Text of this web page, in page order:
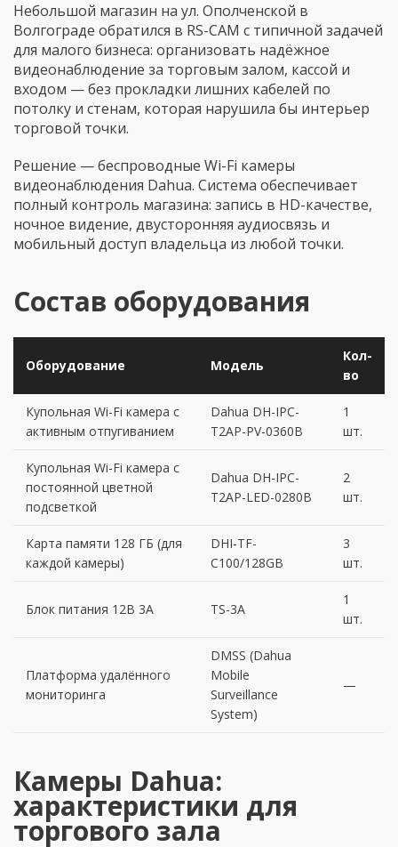
Небольшой магазин на ул. Ополченской в
Волгограде обратился в RS-CAM с типичной задачей
для малого бизнеса: организовать надёжное
видеонаблюдение за торговым залом, кассой и
входом — без прокладки лишних кабелей по
потолку и стенам, которая нарушила бы интерьер
торговой точки.
Решение — беспроводные Wi-Fi камеры
видеонаблюдения Dahua. Система обеспечивает
полный контроль магазина: запись в HD-качестве,
ночное видение, двусторонняя аудиосвязь и
мобильный доступ владельца из любой точки.
Состав оборудования
Оборудование Модель
Кол-
во
Купольная Wi-Fi камера с
активным отпугиванием
Dahua DH-IPC-
T2AP-PV-0360B
1
шт.
Купольная Wi-Fi камера с
постоянной цветной
подсветкой
Dahua DH-IPC-
T2AP-LED-0280B
2
шт.
Карта памяти 128 ГБ (для
каждой камеры)
DHI-TF-
C100/128GB
3
шт.
Блок питания 12В 3А TS-3A
1
шт.
Платформа удалённого
мониторинга
DMSS (Dahua
Mobile
Surveillance
System)
—
Камеры Dahua:
характеристики для
торгового зала